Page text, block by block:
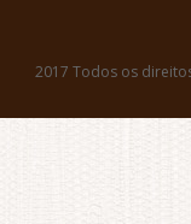
2017 Todos os